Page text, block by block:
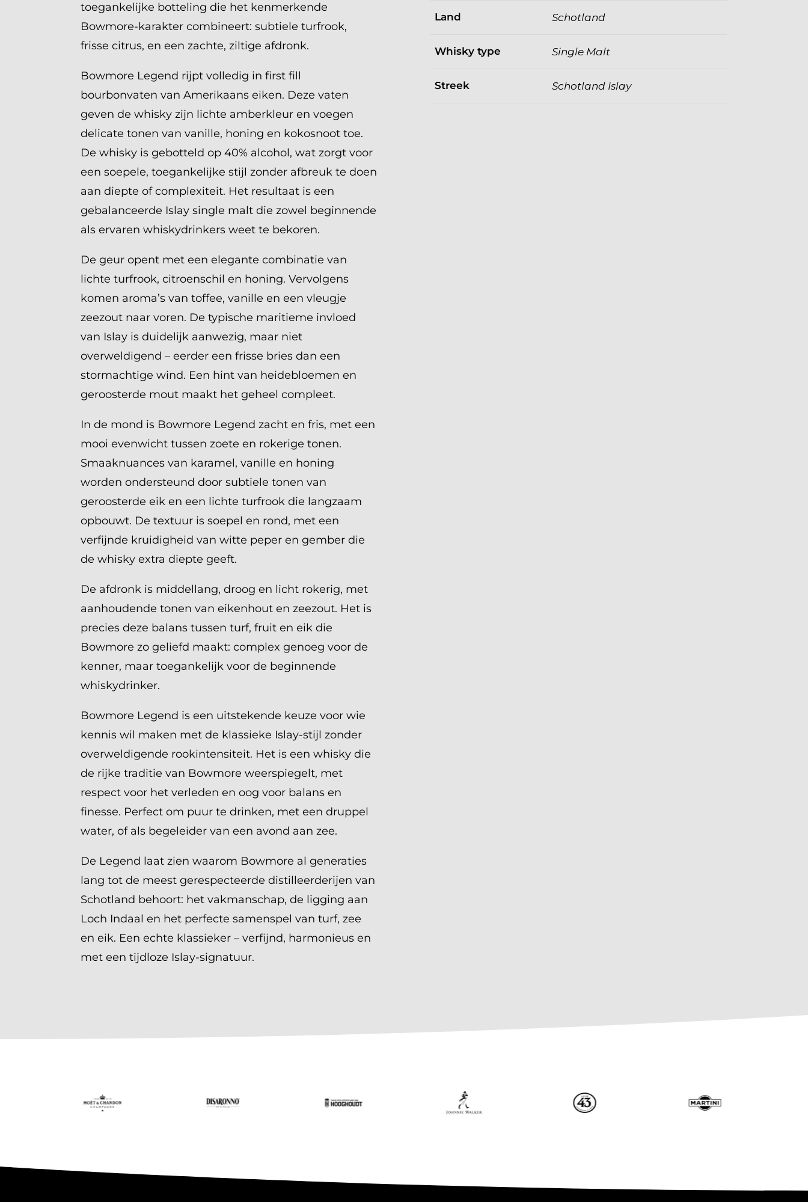
toegankelijke botteling die het kenmerkende
Bowmore-karakter combineert: subtiele turfrook,
frisse citrus, en een zachte, ziltige afdronk.
Bowmore Legend rijpt volledig in first fill
bourbonvaten van Amerikaans eiken. Deze vaten
geven de whisky zijn lichte amberkleur en voegen
delicate tonen van vanille, honing en kokosnoot toe.
De whisky is gebotteld op 40% alcohol, wat zorgt voor
een soepele, toegankelijke stijl zonder afbreuk te doen
aan diepte of complexiteit. Het resultaat is een
gebalanceerde Islay single malt die zowel beginnende
als ervaren whiskydrinkers weet te bekoren.
De geur opent met een elegante combinatie van
lichte turfrook, citroenschil en honing. Vervolgens
komen aroma’s van toffee, vanille en een vleugje
zeezout naar voren. De typische maritieme invloed
van Islay is duidelijk aanwezig, maar niet
overweldigend – eerder een frisse bries dan een
stormachtige wind. Een hint van heidebloemen en
geroosterde mout maakt het geheel compleet.
In de mond is Bowmore Legend zacht en fris, met een
mooi evenwicht tussen zoete en rokerige tonen.
Smaaknuances van karamel, vanille en honing
worden ondersteund door subtiele tonen van
geroosterde eik en een lichte turfrook die langzaam
opbouwt. De textuur is soepel en rond, met een
verfijnde kruidigheid van witte peper en gember die
de whisky extra diepte geeft.
De afdronk is middellang, droog en licht rokerig, met
aanhoudende tonen van eikenhout en zeezout. Het is
precies deze balans tussen turf, fruit en eik die
Bowmore zo geliefd maakt: complex genoeg voor de
kenner, maar toegankelijk voor de beginnende
whiskydrinker.
Bowmore Legend is een uitstekende keuze voor wie
kennis wil maken met de klassieke Islay-stijl zonder
overweldigende rookintensiteit. Het is een whisky die
de rijke traditie van Bowmore weerspiegelt, met
respect voor het verleden en oog voor balans en
finesse. Perfect om puur te drinken, met een druppel
water, of als begeleider van een avond aan zee.
De Legend laat zien waarom Bowmore al generaties
lang tot de meest gerespecteerde distilleerderijen van
Schotland behoort: het vakmanschap, de ligging aan
Loch Indaal en het perfecte samenspel van turf, zee
en eik. Een echte klassieker – verfijnd, harmonieus en
met een tijdloze Islay-signatuur.
Land Schotland
Whisky type Single Malt
Streek Schotland Islay